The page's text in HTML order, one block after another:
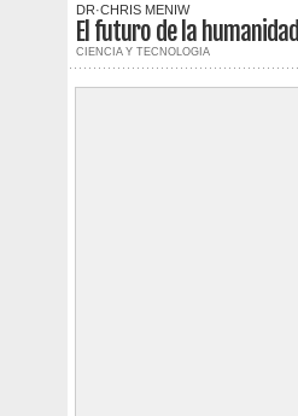
DR·CHRIS MENIW
El futuro de la humanidad
CIENCIA Y TECNOLOGIA